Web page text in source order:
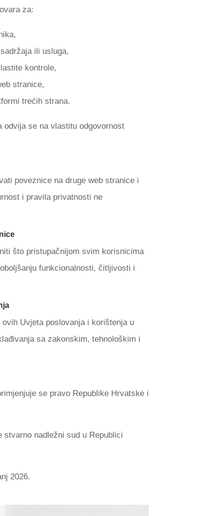
za:
ili usluga,
kontrole,
stranice,
trećih strana.
odvija se na vlastitu odgovornost
poveznice na druge web stranice i
i pravila privatnosti ne
što pristupačnijom svim korisnicima
funkcionalnosti, čitljivosti i
Uvjeta poslovanja i korištenja u
sa zakonskim, tehnološkim i
se pravo Republike Hrvatske i
stvarno nadležni sud u Republici
2026.